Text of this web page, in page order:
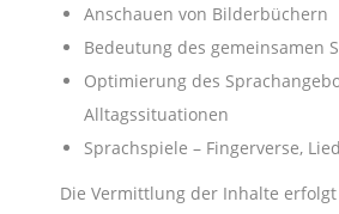
Anschauen von Bilderbüchern
Bedeutung des gemeinsamen
Optimierung des
Alltagssituationen
Sprachspiele – Fingerverse,
Die Vermittlung der Inhalte